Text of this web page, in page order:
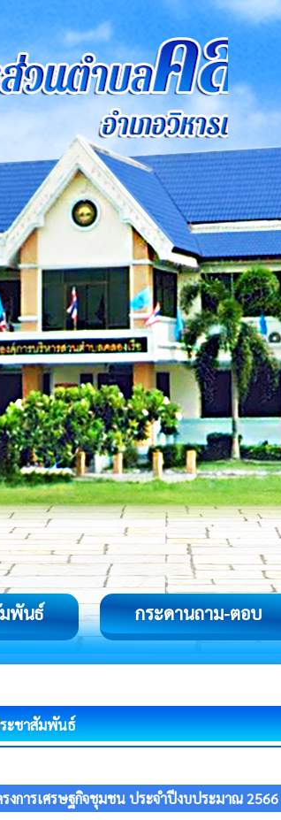
พันธ์ กระดานถาม-ตอบ
ะชาสัมพันธ์
งการเศรษฐกิจชุมชน ประจำปีงบประมาณ 2566